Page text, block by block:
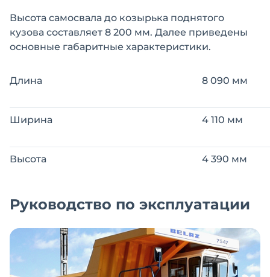
Высота самосвала до козырька поднятого
кузова составляет 8 200 мм. Далее приведены
основные габаритные характеристики.
Длина 8 090 мм
Ширина 4 110 мм
Высота 4 390 мм
Руководство по эксплуатации